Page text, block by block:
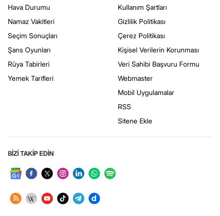
Hava Durumu
Namaz Vakitleri
Seçim Sonuçları
Şans Oyunları
Rüya Tabirleri
Yemek Tarifleri
Kullanım Şartları
Gizlilik Politikası
Çerez Politikası
Kişisel Verilerin Korunması
Veri Sahibi Başvuru Formu
Webmaster
Mobil Uygulamalar
RSS
Sitene Ekle
BİZİ TAKİP EDİN